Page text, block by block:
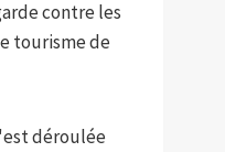
contre les
tourisme de
déroulée